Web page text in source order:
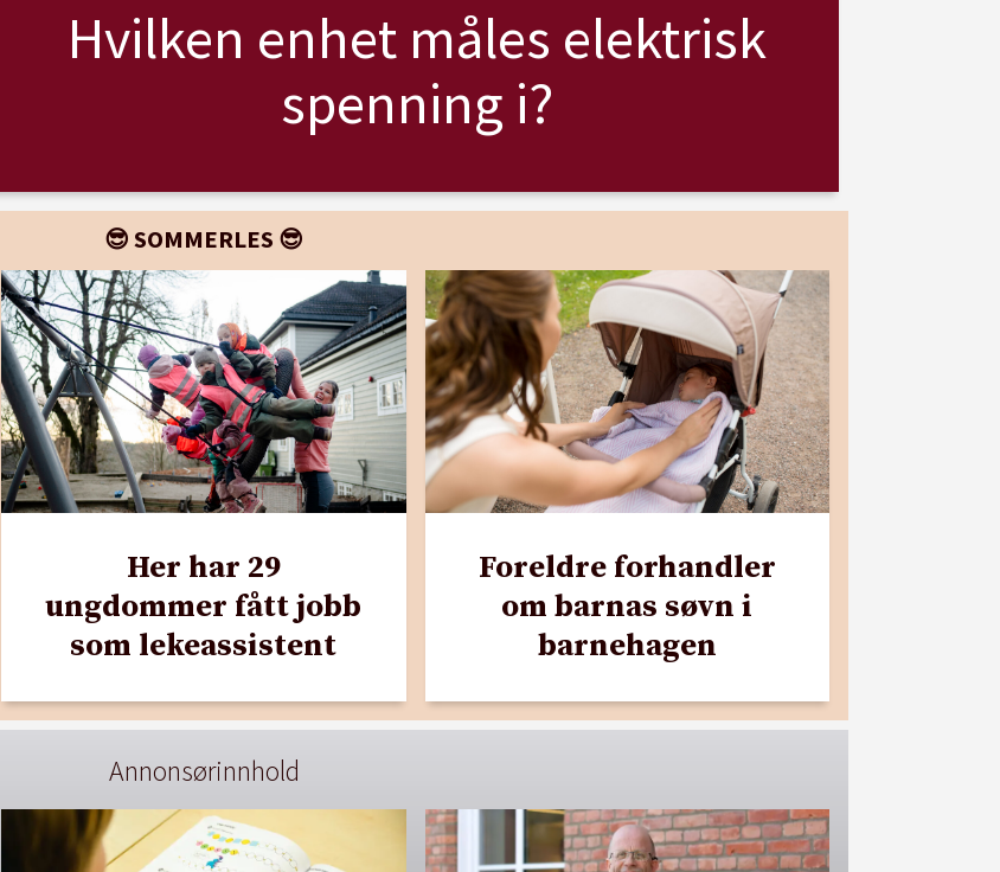
Hvilken enhet måles elektrisk
spenning i?
😎 SOMMERLES 😎
Her har 29
ungdommer fått jobb
som lekeassistent
Foreldre forhandler
om barnas søvn i
barnehagen
Annonsørinnhold